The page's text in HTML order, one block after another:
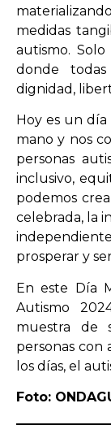
medidas
autismo.
donde
dignidad,
Hoy es un
mano y nos
personas
inclusivo,
podemos
celebrada, la
prosperar y
En este Día
Autismo
muestra de
personas con
los días, el
Foto: